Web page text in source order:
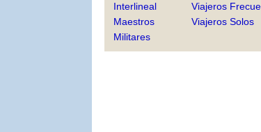
Interlineal
Maestros
Militares
Viajeros
Viajeros Solos